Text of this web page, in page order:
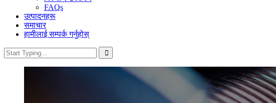
FAQs
उत्पादनहरू
समाचार
हामीलाई सम्पर्क गर्नुहोस्